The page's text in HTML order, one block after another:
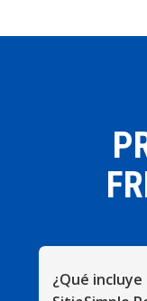
¿Qué